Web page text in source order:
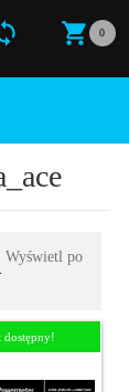
0
Wyświetl po
dostępny!